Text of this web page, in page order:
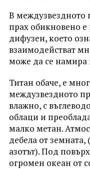
В междузвездното
прах обикновено
дифузен, което
взаимодействат
може да се намира
Титан обаче, е
междузвездното
влажно, с
облаци и
малко метан.
дебела от
азотът). Под
огромен океан от